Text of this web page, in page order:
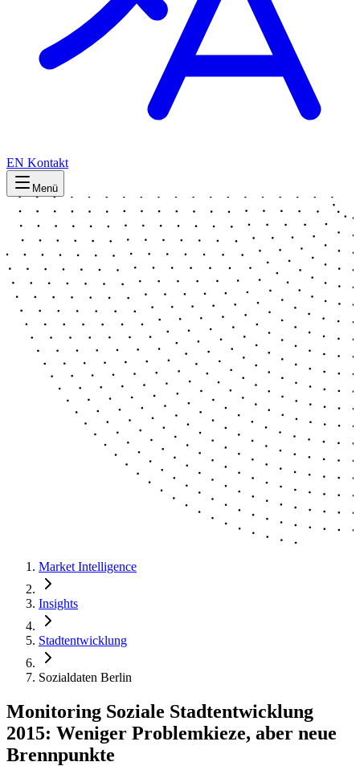
EN Kontakt
Menü
Market Intelligence
Insights
Stadtentwicklung
Sozialdaten Berlin
Monitoring Soziale Stadtentwicklung
2015: Weniger Problemkieze, aber neue
Brennpunkte